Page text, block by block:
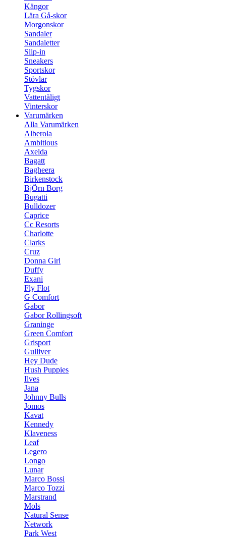
Kängor
Lära Gå-skor
Morgonskor
Sandaler
Sandaletter
Slip-in
Sneakers
Sportskor
Stövlar
Tygskor
Vattentåligt
Vinterskor
Varumärken
Alla Varumärken
Alberola
Ambitious
Axelda
Bagatt
Bagheera
Birkenstock
BjÖrn Borg
Bugatti
Bulldozer
Caprice
Cc Resorts
Charlotte
Clarks
Cruz
Donna Girl
Duffy
Exani
Fly Flot
G Comfort
Gabor
Gabor Rollingsoft
Graninge
Green Comfort
Grisport
Gulliver
Hey Dude
Hush Puppies
Ilves
Jana
Johnny Bulls
Jomos
Kavat
Kennedy
Klaveness
Leaf
Legero
Longo
Lunar
Marco Bossi
Marco Tozzi
Marstrand
Mols
Natural Sense
Network
Park West